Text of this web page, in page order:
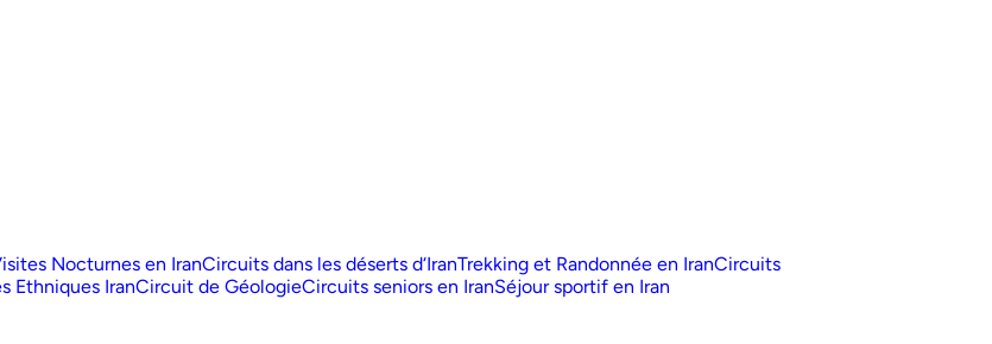
Nocturnes en IranCircuits dans les déserts d‘IranTrekking et Randonnée en IranCircuits
Ethniques IranCircuit de GéologieCircuits seniors en IranSéjour sportif en Iran